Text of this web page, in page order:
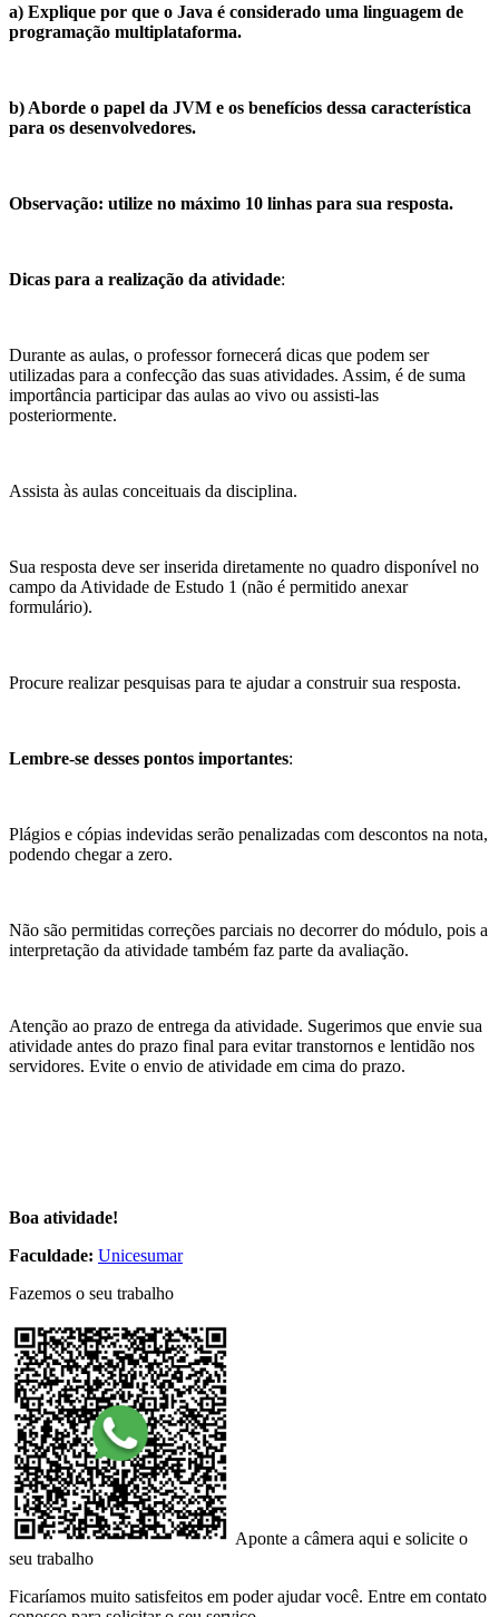
a) Explique por que o Java é considerado uma linguagem de
programação multiplataforma.
b) Aborde o papel da JVM e os benefícios dessa característica
para os desenvolvedores.
Observação: utilize no máximo 10 linhas para sua resposta.
Dicas para a realização da atividade:
Durante as aulas, o professor fornecerá dicas que podem ser
utilizadas para a confecção das suas atividades. Assim, é de suma
importância participar das aulas ao vivo ou assisti-las
posteriormente.
Assista às aulas conceituais da disciplina.
Sua resposta deve ser inserida diretamente no quadro disponível no
campo da Atividade de Estudo 1 (não é permitido anexar
formulário).​
Procure realizar pesquisas para te ajudar a construir sua resposta.
Lembre-se desses pontos importantes:
Plágios e cópias indevidas serão penalizadas com descontos na nota,
podendo chegar a zero.
Não são permitidas correções parciais no decorrer do módulo, pois a
interpretação da atividade também faz parte da avaliação.
Atenção ao prazo de entrega da atividade. Sugerimos que envie sua
atividade antes do prazo final para evitar transtornos e lentidão nos
servidores. Evite o envio de atividade em cima do prazo.
Boa atividade!
Faculdade: Unicesumar
Fazemos o seu trabalho
Aponte a câmera aqui e solicite o
seu trabalho
Ficaríamos muito satisfeitos em poder ajudar você. Entre em contato